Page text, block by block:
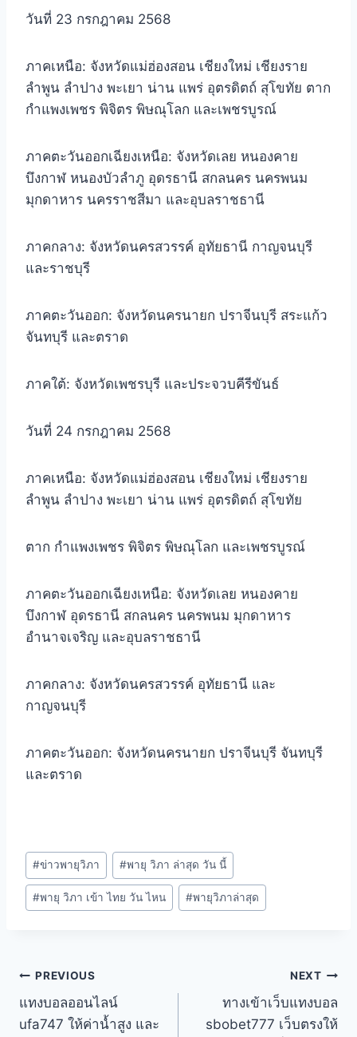
วันที่ 23 กรกฎาคม 2568
ภาคเหนือ: จังหวัดแม่ฮ่องสอน เชียงใหม่ เชียงราย
ลำพูน ลำปาง พะเยา น่าน แพร่ อุตรดิตถ์ สุโขทัย ตาก
กำแพงเพชร พิจิตร พิษณุโลก และเพชรบูรณ์
ภาคตะวันออกเฉียงเหนือ: จังหวัดเลย หนองคาย
บึงกาฬ หนองบัวลำภู อุดรธานี สกลนคร นครพนม
มุกดาหาร นครราชสีมา และอุบลราชธานี
ภาคกลาง: จังหวัดนครสวรรค์ อุทัยธานี กาญจนบุรี
และราชบุรี
ภาคตะวันออก: จังหวัดนครนายก ปราจีนบุรี สระแก้ว
จันทบุรี และตราด
ภาคใต้: จังหวัดเพชรบุรี และประจวบคีรีขันธ์
วันที่ 24 กรกฎาคม 2568
ภาคเหนือ: จังหวัดแม่ฮ่องสอน เชียงใหม่ เชียงราย
ลำพูน ลำปาง พะเยา น่าน แพร่ อุตรดิตถ์ สุโขทัย
ตาก กำแพงเพชร พิจิตร พิษณุโลก และเพชรบูรณ์
ภาคตะวันออกเฉียงเหนือ: จังหวัดเลย หนองคาย
บึงกาฬ อุดรธานี สกลนคร นครพนม มุกดาหาร
อำนาจเจริญ และอุบลราชธานี
ภาคกลาง: จังหวัดนครสวรรค์ อุทัยธานี และ
กาญจนบุรี
ภาคตะวันออก: จังหวัดนครนายก ปราจีนบุรี จันทบุรี
และตราด
#ข่าวพายุวิภา #พายุ วิภา ล่าสุด วัน นี้
#พายุ วิภา เข้า ไทย วัน ไหน #พายุวิภาล่าสุด
PREVIOUS
แทงบอลออนไลน์
ufa747 ให้ค่าน้ำสูง และ
NEXT
ทางเข้าเว็บแทงบอล
sbobet777 เว็บตรงให้